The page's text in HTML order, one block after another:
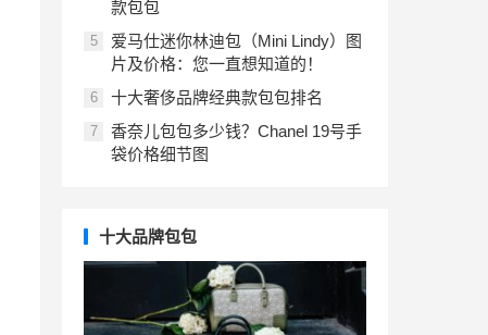
款包包
5
爱马仕迷你林迪包（Mini Lindy）图
片及价格：您一直想知道的！
6 十大奢侈品牌经典款包包排名
7
香奈儿包包多少钱？Chanel 19号手
袋价格细节图
十大品牌包包